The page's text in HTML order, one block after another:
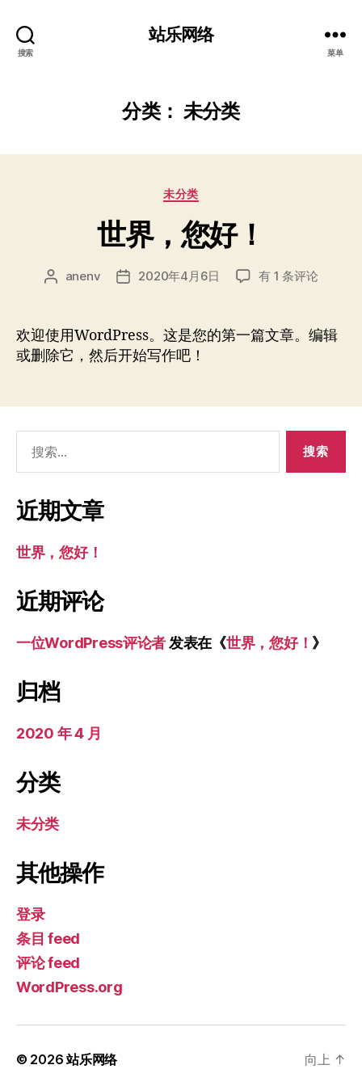
搜索
站乐网络
菜单
分类： 未分类
分
未分类
世界，您好！
文
者
anenv
发
期
2020年4月6日
世
好！
有 1 条评论
欢迎使用WordPress。这是您的第一篇文章。编辑
或删除它，然后开始写作吧！
索：
近期文章
世界，您好！
近期评论
一位WordPress评论者发表在《世界，您好！ 》
归档
2020 年 4 月
分类
未分类
其他操作
登录
条目 feed
评论 feed
WordPress.org
© 2026站乐网络 向上 ↑